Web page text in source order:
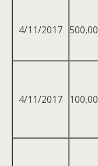
4/11/2017 500,00
4/11/2017 100,00